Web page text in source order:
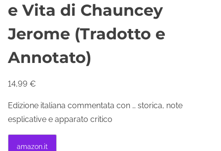
e Vita di Chauncey
Jerome (Tradotto e
Annotato)
14,99 €
Edizione italiana commentata con … storica, note
esplicative e apparato critico
amazon.it